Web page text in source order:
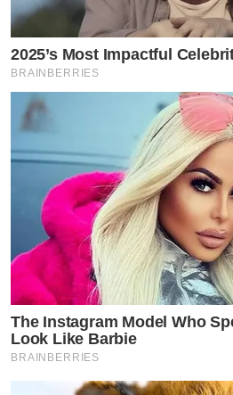
2025’s Most Impactful
BRAINBERRIES
The Instagram Model Who
Look Like Barbie
BRAINBERRIES